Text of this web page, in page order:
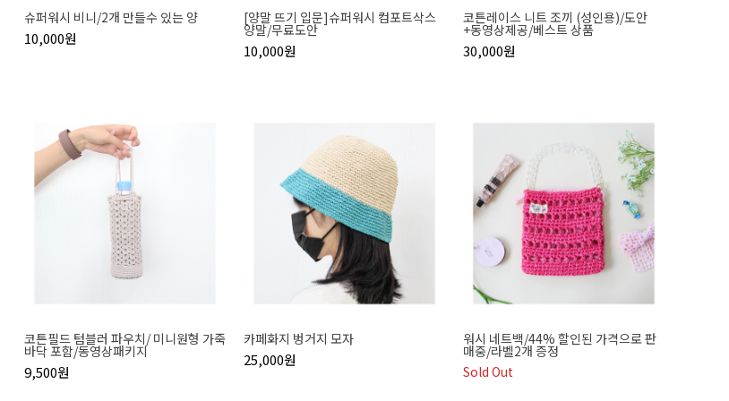
슈퍼워시 비니/2개 만들수 있는 양
10,000원
[양말 뜨기 입문]슈퍼워시 컴포트삭스
양말/무료도안
10,000원
코튼레이스 니트 조끼 (성인용)/도안
+동영상제공/베스트 상품
30,000원
코튼필드 텀블러 파우치/ 미니원형 가죽
바닥 포함/동영상패키지
9,500원
카페화지 벙거지 모자
25,000원
워시 네트백/44% 할인된 가격으로 판
매중/라벨2개 증정
Sold Out